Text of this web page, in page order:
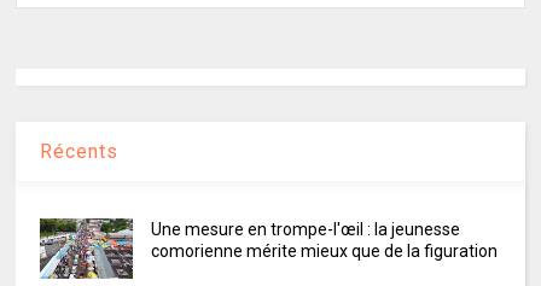
Récents
Une mesure en trompe-l'œil : la jeunesse
comorienne mérite mieux que de la figuration